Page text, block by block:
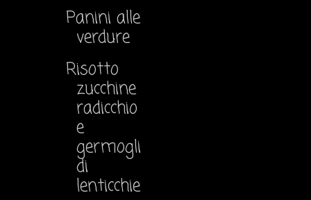
Panini alle
verdure
Risotto
zucchine
radicchio
e
germogli
di
lenticchie